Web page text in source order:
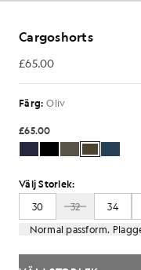
Cargoshorts
£65.00
£65.00
Färg: Oliv
£65.00
Välj Storlek:
30
32 34
Normal passform.